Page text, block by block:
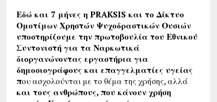
Εδώ και 7 μήνες η PRAKSIS και το Δίκτυο
Ομοτίμων Χρηστών Ψυχοδραστικών Ουσιών
υποστηρίζουμε την πρωτοβουλία του Εθνικού
Συντονιστή για τα Ναρκωτικά
διοργανώνοντας εργαστήρια για
δημοσιογράφους και επαγγελματίες υγείας
που ασχολούνται με το θέμα της χρήσης, αλλά
και τους ανθρώπους, που κάνουν χρήση